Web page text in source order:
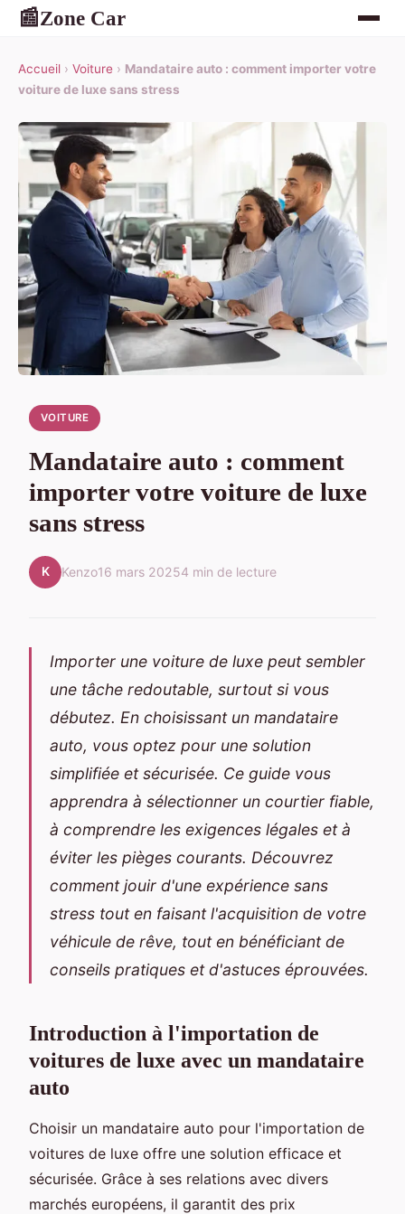
📰Zone Car
Accueil › Voiture › Mandataire auto : comment importer votre
voiture de luxe sans stress
VOITURE
Mandataire auto : comment
importer votre voiture de luxe
sans stress
K Kenzo16 mars 20254 min de lecture
Importer une voiture de luxe peut sembler
une tâche redoutable, surtout si vous
débutez. En choisissant un mandataire
auto, vous optez pour une solution
simplifiée et sécurisée. Ce guide vous
apprendra à sélectionner un courtier fiable,
à comprendre les exigences légales et à
éviter les pièges courants. Découvrez
comment jouir d'une expérience sans
stress tout en faisant l'acquisition de votre
véhicule de rêve, tout en bénéficiant de
conseils pratiques et d'astuces éprouvées.
Introduction à l'importation de
voitures de luxe avec un mandataire
auto
Choisir un mandataire auto pour l'importation de
voitures de luxe offre une solution efficace et
sécurisée. Grâce à ses relations avec divers
marchés européens, il garantit des prix